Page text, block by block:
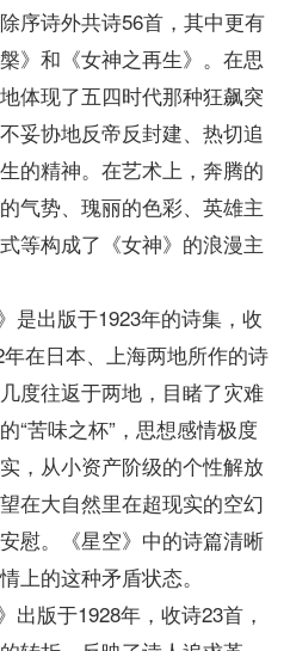
序诗外共诗56首，其中更有
》和《女神之再生》。在思
体现了五四时代那种狂飙突
妥协地反帝反封建、热切追
的精神。在艺术上，奔腾的
气势、瑰丽的色彩、英雄主
等构成了《女神》的浪漫主
出版于1923年的诗集，收
在日本、上海两地所作的诗
度往返于两地，目睹了灾难
“苦味之杯”，思想感情极度
，从小资产阶级的个性解放
在大自然里在超现实的空幻
慰。《星空》中的诗篇清晰
上的这种矛盾状态。
版于1928年，收诗23首，